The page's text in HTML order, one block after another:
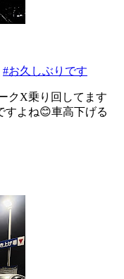
#お久しぶりです
クX乗り回してます
すよね😊車高下げる